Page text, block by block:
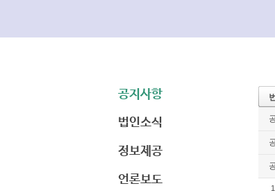
공지사항
법인소식
정보제공
언론보도